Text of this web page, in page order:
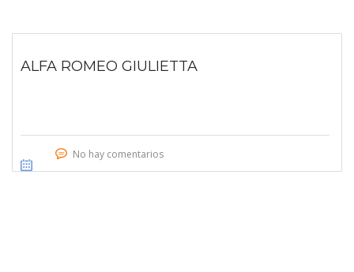
ALFA ROMEO GIULIETTA
No hay comentarios